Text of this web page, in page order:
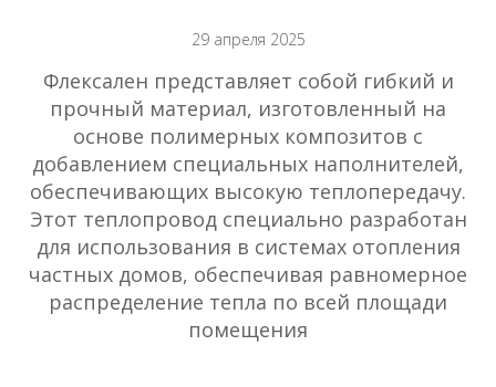
29 апреля 2025
Флексален представляет собой гибкий и
прочный материал, изготовленный на
основе полимерных композитов с
добавлением специальных наполнителей,
обеспечивающих высокую теплопередачу.
Этот теплопровод специально разработан
для использования в системах отопления
частных домов, обеспечивая равномерное
распределение тепла по всей площади
помещения